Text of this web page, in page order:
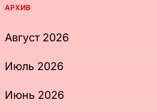
АРХИВ
Август 2026
Июль 2026
Июнь 2026